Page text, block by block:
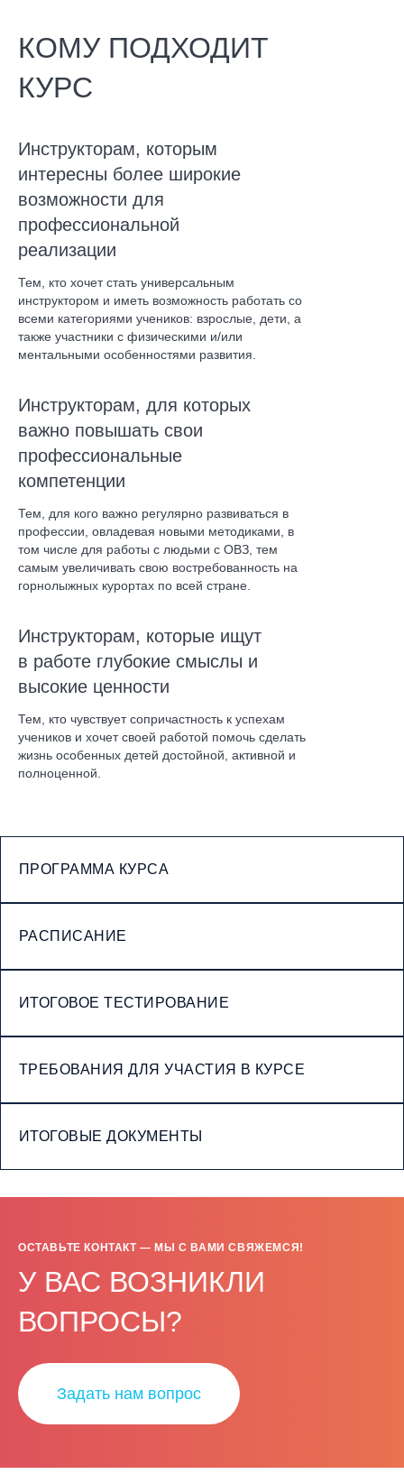
КОМУ ПОДХОДИТ
КУРС
Инструкторам, которым
интересны более широкие
возможности для
профессиональной
реализации
Тем, кто хочет стать универсальным
инструктором и иметь возможность работать со
всеми категориями учеников: взрослые, дети, а
также участники с физическими и/или
ментальными особенностями развития.
Инструкторам, для которых
важно повышать свои
профессиональные
компетенции
Тем, для кого важно регулярно развиваться в
профессии, овладевая новыми методиками, в
том числе для работы с людьми с ОВЗ, тем
самым увеличивать свою востребованность на
горнолыжных курортах по всей стране.
Инструкторам, которые ищут
в работе глубокие смыслы и
высокие ценности
Тем, кто чувствует сопричастность к успехам
учеников и хочет своей работой помочь сделать
жизнь особенных детей достойной, активной и
полноценной.
ПРОГРАММА КУРСА
РАСПИСАНИЕ
ИТОГОВОЕ ТЕСТИРОВАНИЕ
ТРЕБОВАНИЯ ДЛЯ УЧАСТИЯ В КУРСЕ
ИТОГОВЫЕ ДОКУМЕНТЫ
ОСТАВЬТЕ КОНТАКТ — МЫ С ВАМИ СВЯЖЕМСЯ!
У ВАС ВОЗНИКЛИ
ВОПРОСЫ?
Задать нам вопрос